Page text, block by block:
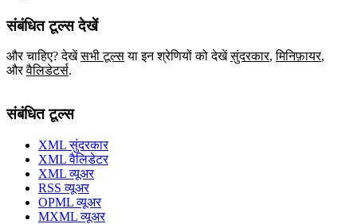
संबंधित टूल्स देखें
और चाहिए? देखें सभी टूल्स या इन श्रेणियों को देखें सुंदरकार,मिनिफ़ायर,
और वैलिडेटर्स.
संबंधित टूल्स
XML सुंदरकार
XML वैलिडेटर
XML व्यूअर
RSS व्यूअर
OPML व्यूअर
MXML व्यूअर